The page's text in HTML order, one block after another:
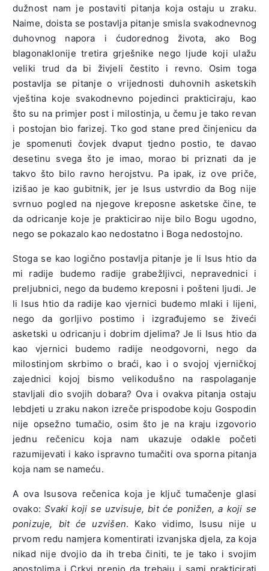
dužnost nam je postaviti pitanja koja ostaju u zraku.
Naime, doista se postavlja pitanje smisla svakodnevnog
duhovnog napora i ćudorednog života, ako Bog
blagonaklonije tretira grješnike nego ljude koji ulažu
veliki trud da bi živjeli čestito i revno. Osim toga
postavlja se pitanje o vrijednosti duhovnih asketskih
vještina koje svakodnevno pojedinci prakticiraju, kao
što su na primjer post i milostinja, u čemu je tako revan
i postojan bio farizej. Tko god stane pred činjenicu da
je spomenuti čovjek dvaput tjedno postio, te davao
desetinu svega što je imao, morao bi priznati da je
takvo što bilo ravno herojstvu. Pa ipak, iz ove priče,
izišao je kao gubitnik, jer je Isus ustvrdio da Bog nije
svrnuo pogled na njegove kreposne asketske čine, te
da odricanje koje je prakticirao nije bilo Bogu ugodno,
nego se pokazalo kao nedostatno i Boga nedostojno.
Stoga se kao logično postavlja pitanje je li Isus htio da
mi radije budemo radije grabežljivci, nepravednici i
preljubnici, nego da budemo kreposni i pošteni ljudi. Je
li Isus htio da radije kao vjernici budemo mlaki i lijeni,
nego da gorljivo postimo i izgrađujemo se živeći
asketski u odricanju i dobrim djelima? Je li Isus htio da
kao vjernici budemo radije neodgovorni, nego da
milostinjom skrbimo o braći, kao i o svojoj vjerničkoj
zajednici kojoj bismo velikodušno na raspolaganje
stavljali dio svojih dobara? Ova i ovakva pitanja ostaju
lebdjeti u zraku nakon izreče prispodobe koju Gospodin
nije opsežno tumačio, osim što je na kraju izgovorio
jednu rečenicu koja nam ukazuje odakle početi
razumijevati i kako ispravno tumačiti ova sporna pitanja
koja nam se nameću.
A ova Isusova rečenica koja je ključ tumačenje glasi
ovako:Svaki koji se uzvisuje, bit će ponižen, a koji se
ponizuje, bit će uzvišen. Kako vidimo, Isusu nije u
prvom redu namjera komentirati izvanjska djela, za koja
nikad nije dvojio da ih treba činiti, te je tako i svojim